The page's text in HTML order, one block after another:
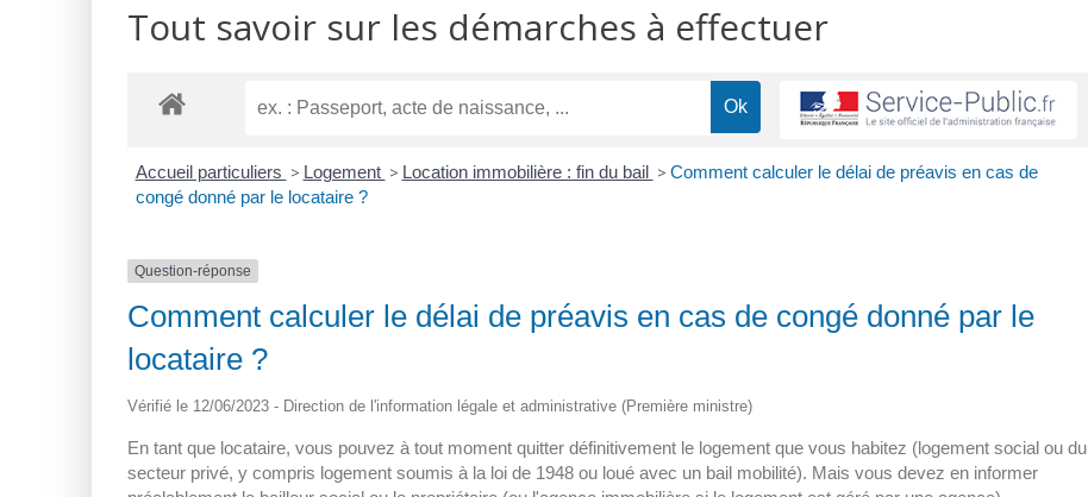
Tout savoir sur les démarches à effectuer
Accueil particuliers > Logement > Location immobilière : fin du bail > Comment calculer le délai de préavis en cas de
congé donné par le locataire ?
Question-réponse
Comment calculer le délai de préavis en cas de congé donné par le
locataire ?
Vérifié le 12/06/2023 - Direction de l'information légale et administrative (Première ministre)
En tant que locataire, vous pouvez à tout moment quitter définitivement le logement que vous habitez (logement social ou du
secteur privé, y compris logement soumis à la loi de 1948 ou loué avec un bail mobilité). Mais vous devez en informer